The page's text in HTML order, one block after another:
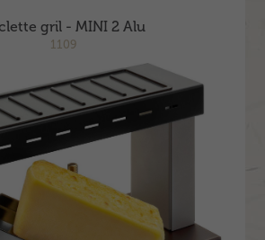
gril - MINI 2 Alu
1109